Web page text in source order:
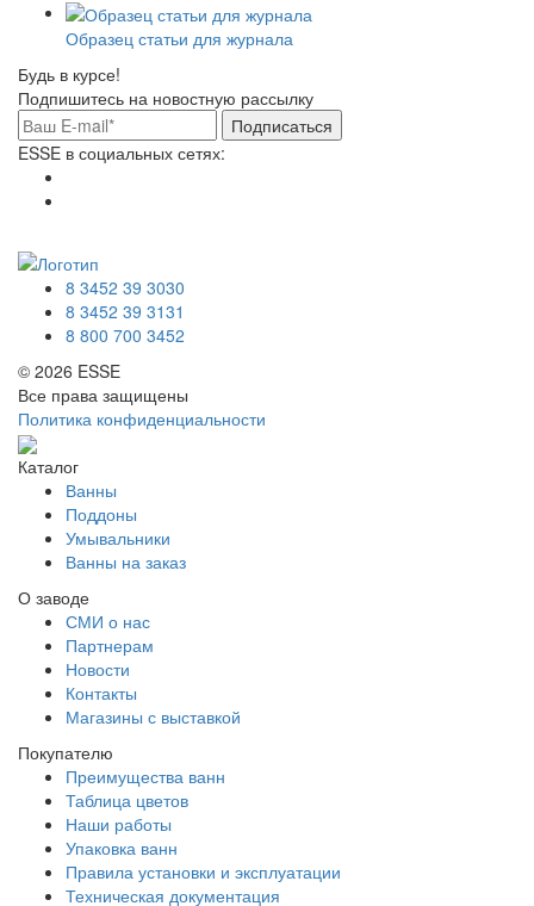
Образец статьи для журнала
Будь в курсе!
Подпишитесь на новостную рассылку
Подписаться
ESSE в социальных сетях:
8 3452 39 3030
8 3452 39 3131
8 800 700 3452
© 2026 ESSE
Все права защищены
Политика конфиденциальности
Каталог
Ванны
Поддоны
Умывальники
Ванны на заказ
О заводе
СМИ о нас
Партнерам
Новости
Контакты
Магазины с выставкой
Покупателю
Преимущества ванн
Таблица цветов
Наши работы
Упаковка ванн
Правила установки и эксплуатации
Техническая документация